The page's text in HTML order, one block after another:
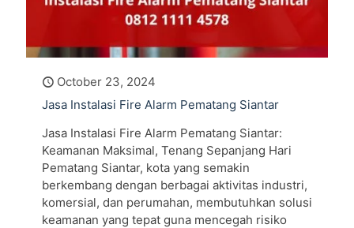
October 23, 2024
Jasa Instalasi Fire Alarm Pematang Siantar
Jasa Instalasi Fire Alarm Pematang Siantar:
Keamanan Maksimal, Tenang Sepanjang Hari
Pematang Siantar, kota yang semakin
berkembang dengan berbagai aktivitas industri,
komersial, dan perumahan, membutuhkan solusi
keamanan yang tepat guna mencegah risiko